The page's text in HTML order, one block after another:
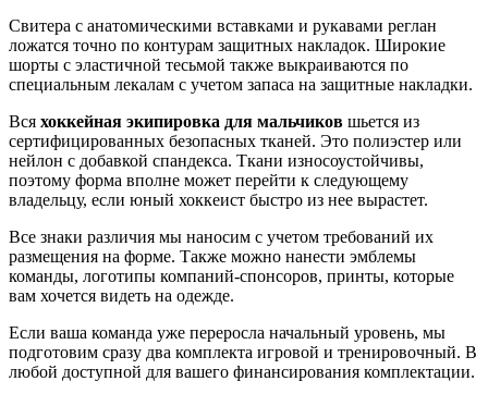
Свитера с анатомическими вставками и рукавами реглан
ложатся точно по контурам защитных накладок. Широкие
шорты с эластичной тесьмой также выкраиваются по
специальным лекалам с учетом запаса на защитные накладки.
Вся хоккейная экипировка для мальчиков шьется из
сертифицированных безопасных тканей. Это полиэстер или
нейлон с добавкой спандекса. Ткани износоустойчивы,
поэтому форма вполне может перейти к следующему
владельцу, если юный хоккеист быстро из нее вырастет.
Все знаки различия мы наносим с учетом требований их
размещения на форме. Также можно нанести эмблемы
команды, логотипы компаний-спонсоров, принты, которые
вам хочется видеть на одежде.
Если ваша команда уже переросла начальный уровень, мы
подготовим сразу два комплекта игровой и тренировочный. В
любой доступной для вашего финансирования комплектации.